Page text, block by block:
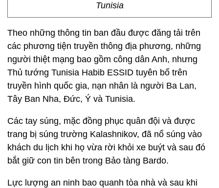
Tunisia
Theo những thông tin ban đầu được đăng tải trên
các phương tiện truyền thông địa phương, những
người thiệt mạng bao gồm công dân Anh, nhưng
Thủ tướng Tunisia Habib ESSID tuyên bố trên
truyền hình quốc gia, nạn nhân là người Ba Lan,
Tây Ban Nha, Đức, Ý và Tunisia.
Các tay súng, mặc đồng phục quân đội và được
trang bị súng trường Kalashnikov, đã nổ súng vào
khách du lịch khi họ vừa rời khỏi xe buýt và sau đó
bắt giữ con tin bên trong Bảo tàng Bardo.
Lực lượng an ninh bao quanh tòa nhà và sau khi